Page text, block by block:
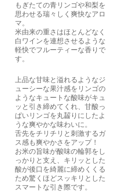
もぎたての青リンゴや和梨を
思わせる瑞々しく爽快なアロ
マ。
米由来の重さはほとんどなく
白ワインを連想させるような
軽快でフルーティーな香りで
す。
上品な甘味と溢れるようなジ
ューシーな果汁感をリンゴの
ようなキュートな酸味がキュ
ッと引き締めてくれ、甘酸っ
ぱいリンゴを丸齧りにしたよ
うな爽やかな味わいに。
舌先をチリチリと刺激するガ
ス感も爽やかさをアップ！
お米の旨味が酸味の輪郭をし
っかりと支え、キリッとした
酸が後口を綺麗に締めくくる
ため驚くほどスッキリとした
スマートな引き際です。